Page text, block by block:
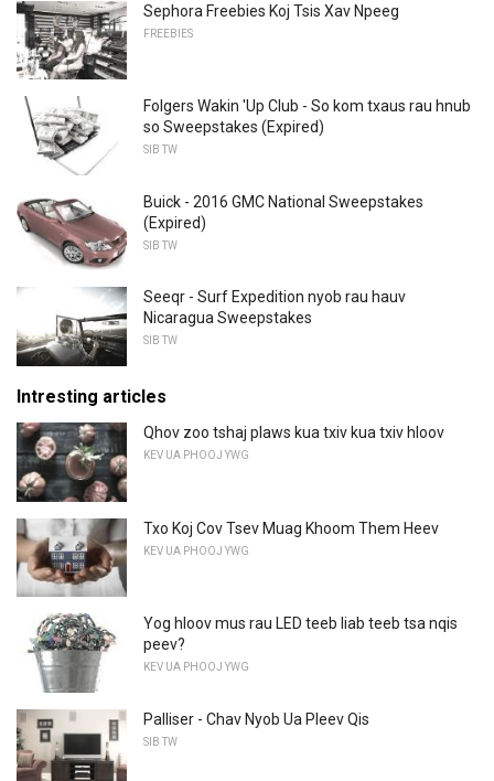
Sephora Freebies Koj Tsis Xav Npeeg
FREEBIES
Folgers Wakin 'Up Club - So kom txaus rau hnub
so Sweepstakes (Expired)
SIB TW
Buick - 2016 GMC National Sweepstakes
(Expired)
SIB TW
Seeqr - Surf Expedition nyob rau hauv
Nicaragua Sweepstakes
SIB TW
Intresting articles
Qhov zoo tshaj plaws kua txiv kua txiv hloov
KEV UA PHOOJ YWG
Txo Koj Cov Tsev Muag Khoom Them Heev
KEV UA PHOOJ YWG
Yog hloov mus rau LED teeb liab teeb tsa nqis
peev?
KEV UA PHOOJ YWG
Palliser - Chav Nyob Ua Pleev Qis
SIB TW